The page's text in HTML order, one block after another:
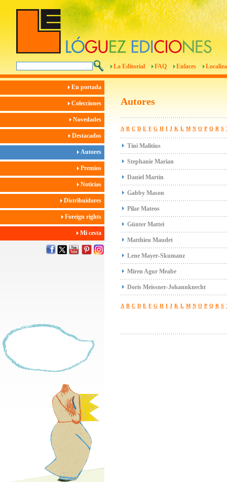
La Editorial FAQ Enlaces
En portada
Colecciones
Novedades
Destacados
Autores
Premios
Noticias
Distribuidores
Foreign rights
Mi cesta
Autores
A B C D E F G H I J K L M N O P Q R S
Tini Malitius
Stephanie Marian
Daniel Martín
Gabby Mason
Pilar Mateos
Günter Mattei
Matthieu Maudet
Lene Mayer-Skumanz
Miren Agur Meabe
Doris Meissner-Johannknecht
A B C D E F G H I J K L M N O P Q R S